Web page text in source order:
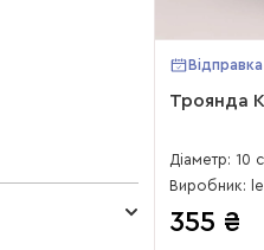
Троянда
Діаметр: 10
355 ₴